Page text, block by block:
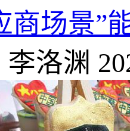
商场景”
李洛渊